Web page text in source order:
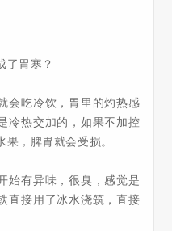
了胃寒？
会吃冷饮，胃里的灼热感
冷热交加的，如果不加控
，脾胃就会受损。
始有异味，很臭，感觉是
直接用了冰水浇筑，直接